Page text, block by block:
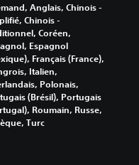
Anglais, Chinois -
Chinois -
Coréen,
Espagnol
Français (France),
Italien,
Polonais,
(Brésil), Portugais
Roumain, Russe,
Turc